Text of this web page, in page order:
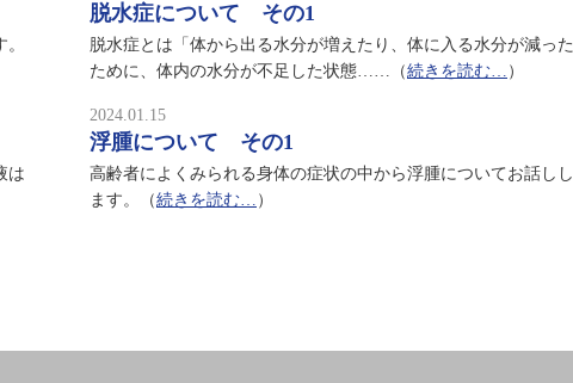
脱水症について その1
脱水症とは「体から出る水分が増えたり、体に入る水分が減った
ために、体内の水分が不足した状態……（続きを読む… ）
は
2024.01.15
浮腫について その1
高齢者によくみられる身体の症状の中から浮腫についてお話しし
ます。（続きを読む… ）